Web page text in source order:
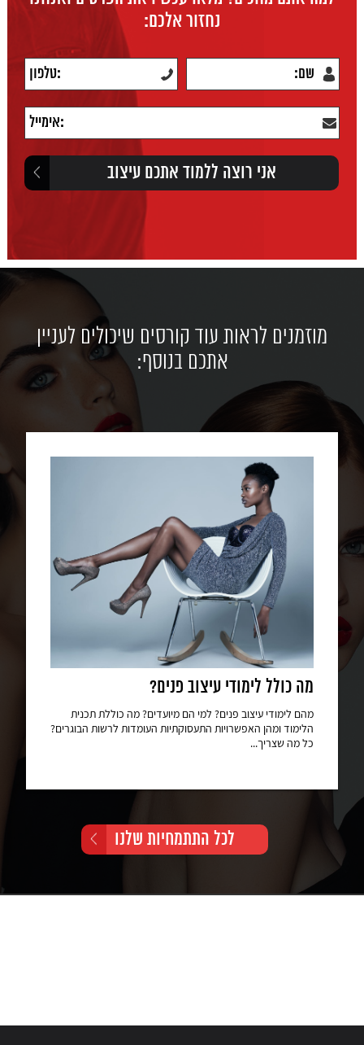
נחזור אלכם:
מוזמנים לראות עוד קורסים שיכולים לעניין
אתכם בנוסף:
מה כולל לימודי עיצוב פנים?
מהם לימודי עיצוב פנים? למי הם מיועדים? מה כוללת תכנית
הלימוד ומהן האפשרויות התעסוקתיות העומדות לרשות הבוגרים?
כל מה שצריך...
לכל התתמחיות שלנו